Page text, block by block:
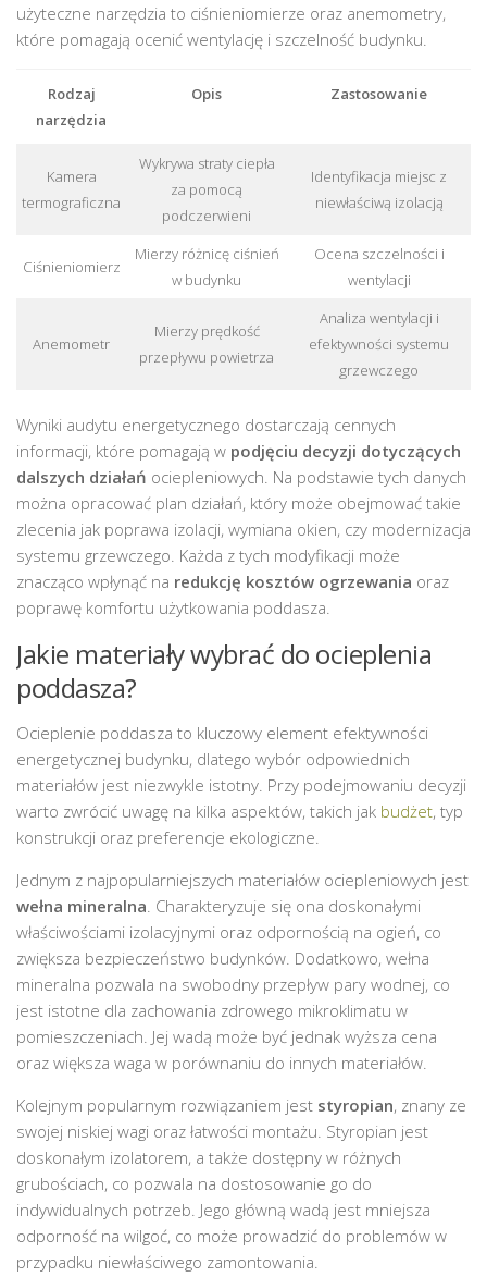
użyteczne narzędzia to ciśnieniomierze oraz anemometry,
które pomagają ocenić wentylację i szczelność budynku.
Rodzaj
narzędzia
Opis Zastosowanie
Kamera
termograficzna
Wykrywa straty ciepła
za pomocą
podczerwieni
Identyfikacja miejsc z
niewłaściwą izolacją
Ciśnieniomierz
Mierzy różnicę ciśnień
w budynku
Ocena szczelności i
wentylacji
Anemometr
Mierzy prędkość
przepływu powietrza
Analiza wentylacji i
efektywności systemu
grzewczego
Wyniki audytu energetycznego dostarczają cennych
informacji, które pomagają w podjęciu decyzji dotyczących
dalszych działań ociepleniowych. Na podstawie tych danych
można opracować plan działań, który może obejmować takie
zlecenia jak poprawa izolacji, wymiana okien, czy modernizacja
systemu grzewczego. Każda z tych modyfikacji może
znacząco wpłynąć na redukcję kosztów ogrzewania oraz
poprawę komfortu użytkowania poddasza.
Jakie materiały wybrać do ocieplenia
poddasza?
Ocieplenie poddasza to kluczowy element efektywności
energetycznej budynku, dlatego wybór odpowiednich
materiałów jest niezwykle istotny. Przy podejmowaniu decyzji
warto zwrócić uwagę na kilka aspektów, takich jak budżet, typ
konstrukcji oraz preferencje ekologiczne.
Jednym z najpopularniejszych materiałów ociepleniowych jest
wełna mineralna . Charakteryzuje się ona doskonałymi
właściwościami izolacyjnymi oraz odpornością na ogień, co
zwiększa bezpieczeństwo budynków. Dodatkowo, wełna
mineralna pozwala na swobodny przepływ pary wodnej, co
jest istotne dla zachowania zdrowego mikroklimatu w
pomieszczeniach. Jej wadą może być jednak wyższa cena
oraz większa waga w porównaniu do innych materiałów.
Kolejnym popularnym rozwiązaniem jest styropian, znany ze
swojej niskiej wagi oraz łatwości montażu. Styropian jest
doskonałym izolatorem, a także dostępny w różnych
grubościach, co pozwala na dostosowanie go do
indywidualnych potrzeb. Jego główną wadą jest mniejsza
odporność na wilgoć, co może prowadzić do problemów w
przypadku niewłaściwego zamontowania.